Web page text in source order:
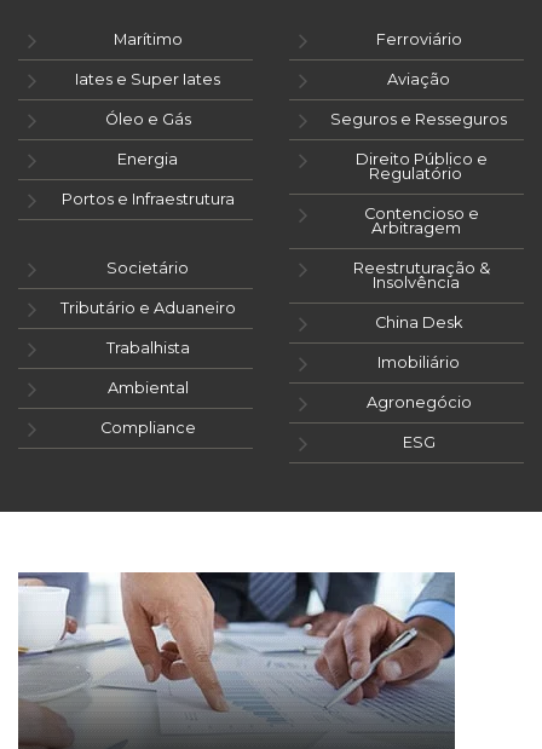
Marítimo
Iates e Super Iates
Óleo e Gás
Energia
Portos e Infraestrutura
Ferroviário
Aviação
Seguros e Resseguros
Direito Público e
Regulatório
Contencioso e
Arbitragem
Societário
Tributário e Aduaneiro
Trabalhista
Ambiental
Compliance
Reestruturação &
Insolvência
China Desk
Imobiliário
Agronegócio
ESG